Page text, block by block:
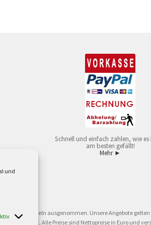
und
Schnell und einfach zahlen, wie es
am besten gefällt!
Mehr ►
Inseln ausgenommen. Unsere Angebote
an privat. Alle Preise sind Nettopreise in Euro und